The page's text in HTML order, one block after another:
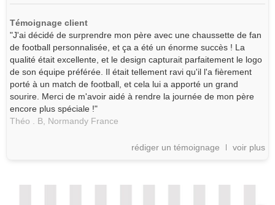
Témoignage client
"J'ai décidé de surprendre mon père avec une chaussette de fan
de football personnalisée, et ça a été un énorme succès ! La
qualité était excellente, et le design capturait parfaitement le logo
de son équipe préférée. Il était tellement ravi qu'il l'a fièrement
porté à un match de football, et cela lui a apporté un grand
sourire. Merci de m'avoir aidé à rendre la journée de mon père
encore plus spéciale !"
Théo . B, Normandy France
rédiger un témoignage voir plus